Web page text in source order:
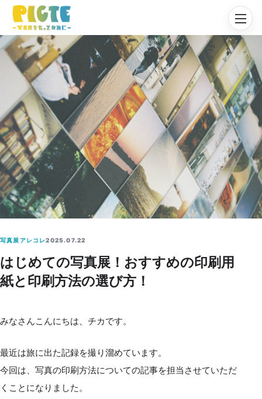
写真展アレコレ2025.07.22
はじめての写真展！おすすめの印刷用
紙と印刷方法の選び方！
みなさんこんにちは、チカです。
最近は旅に出た記録を撮り溜めています。
今回は、写真の印刷方法についての記事を担当させていただ
くことになりました。